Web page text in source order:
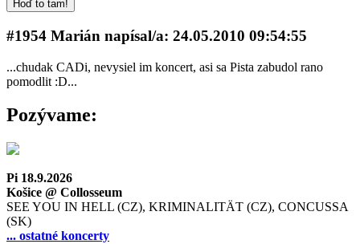
#1954 Marián napí­sal/a: 24.05.2010 09:54:55
...chudak CADi, nevysiel im koncert, asi sa Pista zabudol rano
pomodlit :D...
Pozývame:
Pi 18.9.2026
Košice @ Collosseum
SEE YOU IN HELL (CZ), KRIMINALITÄT (CZ), CONCUSSA
(SK)
... ostatné koncerty